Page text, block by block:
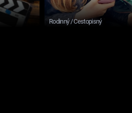
Rodinný / Cestopisný